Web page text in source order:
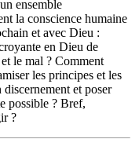
ensemble
la conscience humaine
et avec Dieu :
en Dieu de
le mal ? Comment
les principes et les
et poser
possible ? Bref,
?